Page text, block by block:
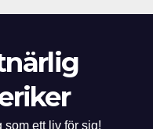
som ett liv för sig!